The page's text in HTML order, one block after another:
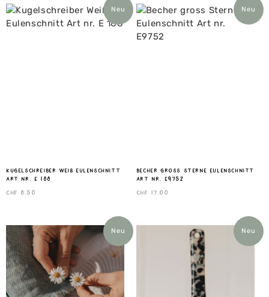
Neu
Kugelschreiber Weiß Eulenschnitt
Art nr. E 188
CHF 8.50
Neu
Becher gross Sterne Eulenschnitt
Art nr. E9752
CHF 17.00
Neu Neu